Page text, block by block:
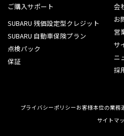
ご購入サポート
SUBARU 残価設定型クレジット
SUBARU 自動車保険プラン
点検パック
保証
会
お
営
サ
ニ
採
プライバシーポリシーお客様本位の業務
サイトマ